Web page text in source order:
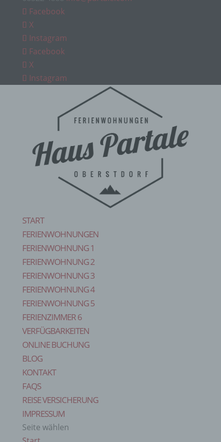
Facebook
X
Instagram
Facebook
X
Instagram
START
FERIENWOHNUNGEN
FERIENWOHNUNG 1
FERIENWOHNUNG 2
FERIENWOHNUNG 3
FERIENWOHNUNG 4
FERIENWOHNUNG 5
FERIENZIMMER 6
VERFÜGBARKEITEN
ONLINE BUCHUNG
BLOG
KONTAKT
FAQS
REISE VERSICHERUNG
IMPRESSUM
Seite wählen